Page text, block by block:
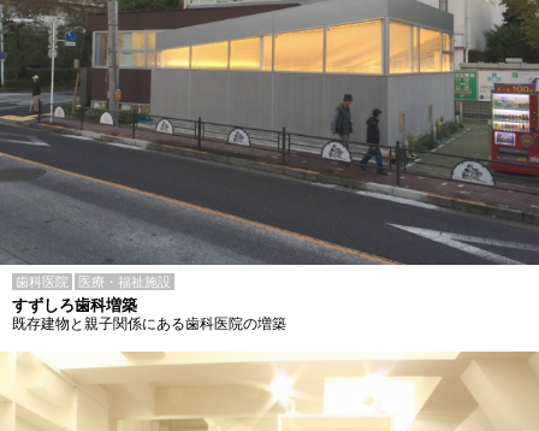
歯科医院 医療・福祉施設
すずしろ歯科増築
既存建物と親子関係にある歯科医院の増築